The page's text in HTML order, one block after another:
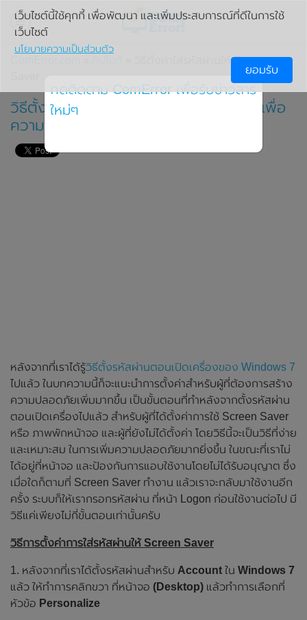
» วิธีตั้งค่าใส่รหัสผ่านให้ Screen
วิธีตั้งค่าการใส่รหัสผ่านให้ Screen Saver เพื่อ
ความปลอดภัย
หลังจากที่เราได้รู้วิธีตั้งรหัสผ่านตอนเปิดเครื่องของ Windows 7
ไปแล้ว ในบทความนี้ก็จะแนะนำการตั้งค่าสำหรับผู้ที่ต้องการสร้าง
ความปลอดภัยเพิ่มมากขึ้น เป็นขั้นตอนที่ทำหลังจากตั้งรหัสผ่าน
ตอนเปิดเครื่องไปแล้ว สำหรับผู้ที่ได้ตั้งค่าการใช้ Screen Saver
หรือ ภาพพักหน้าจอ และผู้ที่ยังไม่ได้ตั้งค่า โดยวิธีนี้จะเป็นวิธีที่ง่าย
และเหมาะสม ในการเพิ่มความปลอดภัยมากยิ่งขึ้น ในขณะที่เราไม่
ได้อยู่ที่หน้าจอ และป้องกันการแอบใช้งานโดยไม่ได้รับอนุญาต ซึ่ง
เมื่อใดก็ตามที่ Screen Saver ทำงาน แล้วเราจะกลับมาใช้งานอีก
ครั้ง ระบบก็ให้เรากรอกรหัสผ่าน ที่หน้า Logon ก่อนใช้งานต่อไป มี
วิธีแค่เพียงไม่กี่ขั้นตอนเท่านั้นครับ
วิธีการตั้งค่าการใส่รหัสผ่านให้ Screen Saver
1. หลังจากที่เราได้ตั้งรหัสผ่านสำหรับ Account ใน Windows 7
แล้ว ให้ทำการคลิกขวา ที่หน้าจอ (Desktop) แล้วทำการเลือกที่
หัวข้อ Personalize
เว็บไซต์นี้ใช้คุกกี้ เพื่อพัฒนา และเพิ่มประสบการณ์ที่ดีในการใช้
เว็บไซต์
นโยบายความเป็นส่วนตัว
ยอมรับ
กดติดตาม ComError เพื่อรับข่าวสาร
ใหม่ๆ